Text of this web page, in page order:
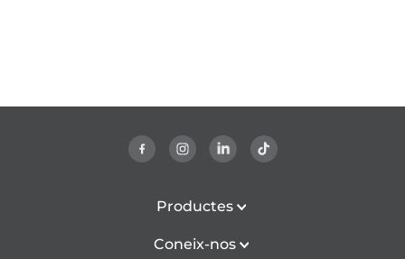
Productes
Coneix-nos